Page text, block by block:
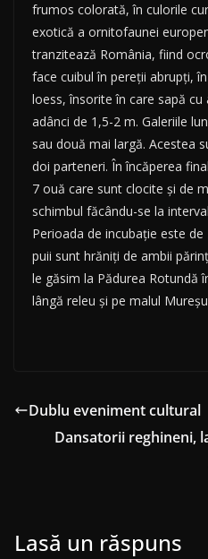
frumos colorată, în culorile
exotică a ornitofaunei
tranzitează România, fiind
face cuibul în pereții abrupți,
loess, însorite în care sapă
adânci de 1,5-2 m. Galeriile
sau două mai largă. Acestea
doi parteneri. În încăperea
7 ouă care sunt clocite și de
schimbul făcându-se la
Perioada de incubație este
puii sunt hrăniți de ambii
le găsim la Pădurea Rotundă
lângă releu și pe malul
Dublu eveniment cultural
Dansatorii reghineni,
Lasă un răspuns